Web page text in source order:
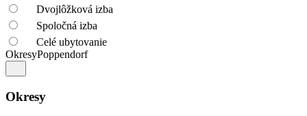
Dvojlôžková izba
Spoločná izba
Celé ubytovanie
OkresyPoppendorf
Okresy